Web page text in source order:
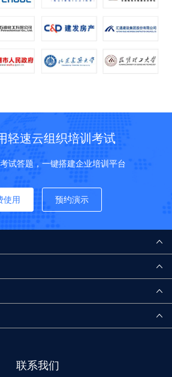
轻速云组织培训考试
试答题，一键搭建企业培训平台
使用 预约演示
联系我们